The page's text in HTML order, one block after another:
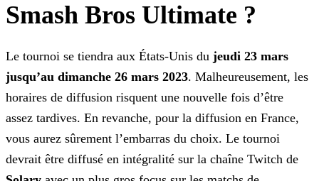
Smash Bros Ultimate ?
Le tournoi se tiendra aux États-Unis du jeudi 23 mars
jusqu’au dimanche 26 mars 2023. Malheureusement, les
horaires de diffusion risquent une nouvelle fois d’être
assez tardives. En revanche, pour la diffusion en France,
vous aurez sûrement l’embarras du choix. Le tournoi
devrait être diffusé en intégralité sur la chaîne Twitch de